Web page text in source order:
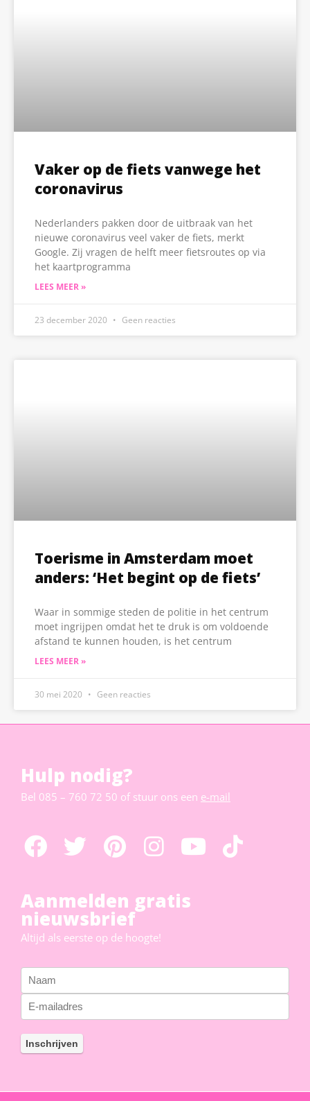
Vaker op de fiets vanwege het
coronavirus
Nederlanders pakken door de uitbraak van het
nieuwe coronavirus veel vaker de fiets, merkt
Google. Zij vragen de helft meer fietsroutes op via
het kaartprogramma
LEES MEER »
23 december 2020 Geen reacties
Toerisme in Amsterdam moet
anders: ‘Het begint op de fiets’
Waar in sommige steden de politie in het centrum
moet ingrijpen omdat het te druk is om voldoende
afstand te kunnen houden, is het centrum
LEES MEER »
30 mei 2020 Geen reacties
Hulp nodig?
Bel 085 – 760 72 50 of stuur ons een e-mail
Aanmelden gratis
nieuwsbrief
Altijd als eerste op de hoogte!